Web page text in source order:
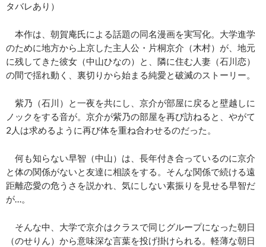
タバレあり）
本作は、朝賀庵氏による話題の同名漫画を実写化。大学進学
のために地方から上京した主人公・片桐京介（木村）が、地元
に残してきた彼女（中山ひなの）と、隣に住む人妻（石川恋）
の間で揺れ動く、裏切りから始まる純愛と破滅のストーリー。
紫乃（石川）と一夜を共にし、京介が部屋に戻ると壁越しに
ノックをする音が。京介が紫乃の部屋を再び訪ねると、やがて
2人は求めるように再び体を重ね合わせるのだった。
何も知らない早智（中山）は、長年付き合っているのに京介
と体の関係がないと友達に相談をする。そんな関係で続ける遠
距離恋愛の危うさを説かれ、気にしない素振りを見せる早智だ
が…。
そんな中、大学で京介はクラスで同じグループになった朝日
（のせりん）から意味深な言葉を投げ掛けられる。軽薄な朝日